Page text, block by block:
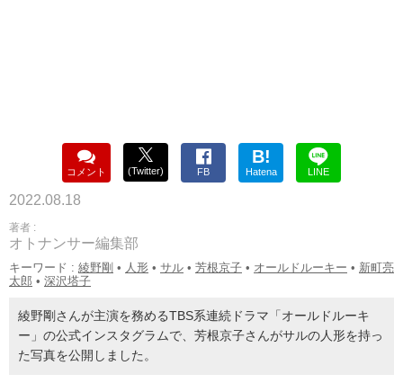
コメント (Twitter) FB
B!
Hatena LINE
2022.08.18
著者 :
オトナンサー編集部
キーワード : 綾野剛 • 人形 • サル • 芳根京子 • オールドルーキー • 新町亮
太郎 • 深沢塔子
綾野剛さんが主演を務めるTBS系連続ドラマ「オールドルーキ
ー」の公式インスタグラムで、芳根京子さんがサルの人形を持っ
た写真を公開しました。